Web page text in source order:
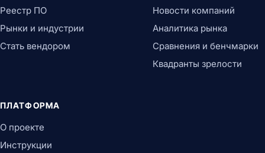
Реестр ПО
Рынки и индустрии
Стать вендором
Новости компаний
Аналитика рынка
Сравнения и бенчмарки
Квадранты зрелости
ПЛАТФОРМА
О проекте
Инструкции